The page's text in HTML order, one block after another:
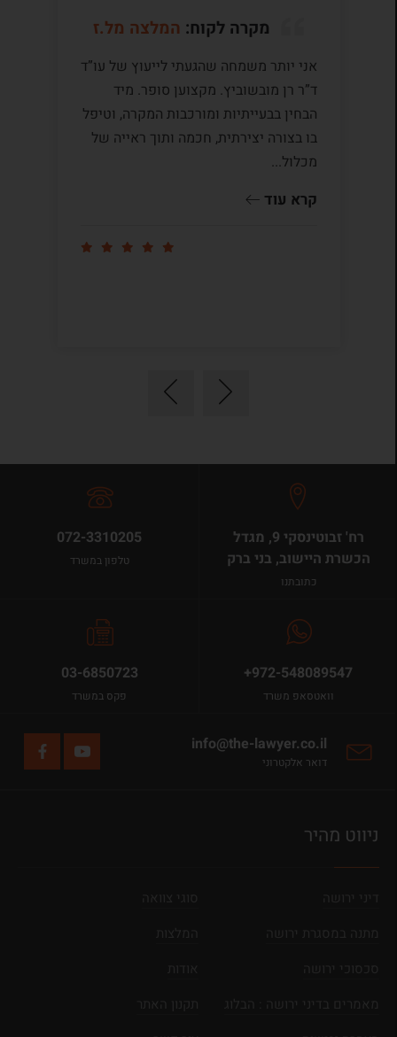
מקרה לקוח: המלצה מל.ז
אני יותר משמחה שהגעתי לייעוץ של עו”ד
ד”ר רן מובשוביץ. מקצוען סופר. מיד
הבחין בבעייתיות ומורכבות המקרה, וטיפל
בו בצורה יצירתית, חכמה ותוך ראייה של
מכלול...
קרא עוד
רח' זבוטינסקי 9, מגדל
הכשרת היישוב, בני ברק
כתובתנו
072-3310205
טלפון במשרד
+972-548089547
וואטסאפ משרד
03-6850723
פקס במשרד
info@the-lawyer.co.il
דואר אלקטרוני
ניווט מהיר